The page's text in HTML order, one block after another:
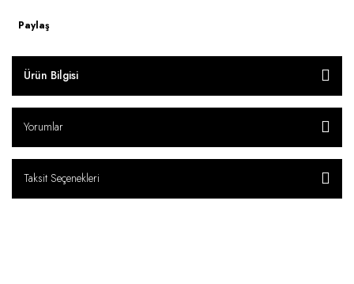
Paylaş
Ürün Bilgisi
Yorumlar
Taksit Seçenekleri